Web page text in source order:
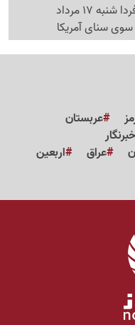
17 مرداد
سنای آمریکا
عربستان
عراق
اربعین